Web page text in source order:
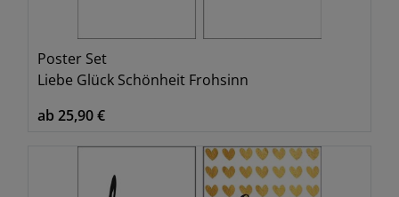
Poster Set
Liebe Glück Schönheit Frohsinn
ab 25,90 €